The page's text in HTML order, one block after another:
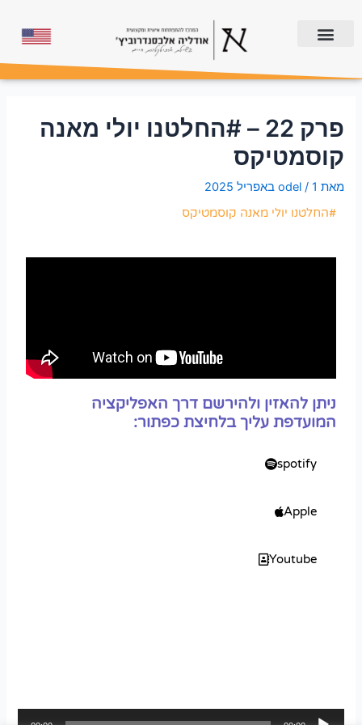
פרק 22 – #החלטנו יולי מאנה
קוסמטיקס
מאת odel / 1 באפריל 2025
#החלטנו יולי מאנה קוסמטיקס
ניתן להאזין ולהירשם דרך האפליקציה
המועדפת עליך בלחיצת כפתור:
spotify
Apple
Youtube